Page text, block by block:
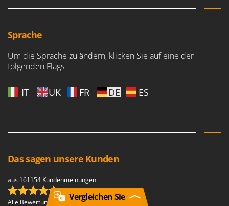
Sprache
Um die Sprache zu ändern, klicken Sie auf eine der
folgenden Flags
IT UK FR DE ES
Das sagen unsere Kunden
aus 161154 Kundenmeinungen
(4,68/5.00)
Alle Bewertungen anzeigenVergleichen Sie